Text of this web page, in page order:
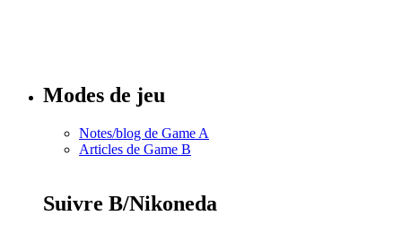
Modes de jeu
Notes/blog de Game A
Articles de Game B
Suivre B/Nikoneda